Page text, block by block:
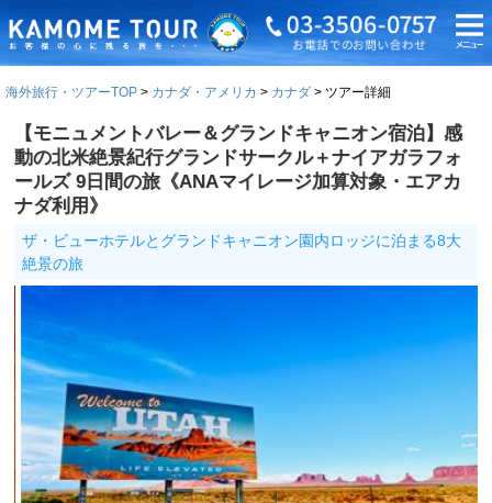
海外旅行・ツアーTOP カナダ・アメリカ カナダ ツアー詳細
【モニュメントバレー＆グランドキャニオン宿泊】感
動の北米絶景紀行グランドサークル＋ナイアガラフォ
ールズ 9日間の旅《ANAマイレージ加算対象・エアカ
ナダ利用》
ザ・ビューホテルとグランドキャニオン園内ロッジに泊まる8大
絶景の旅